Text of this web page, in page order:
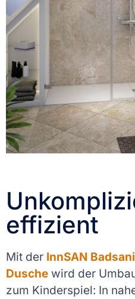
effizient
Mit der InnSAN
Dusche wird der
zum Kinderspiel: In